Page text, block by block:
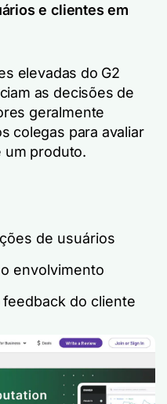
e clientes em
elevadas do G2
as decisões de
geralmente
colegas para avaliar
um produto.
de usuários
envolvimento
do cliente